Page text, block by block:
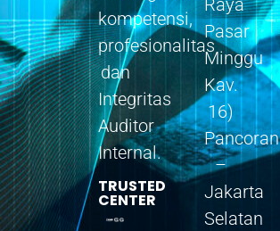
kompetensi,
profesionalitas
dan
Integritas
Auditor
Internal.
TRUSTED
CENTER
Raya
Pasar
Minggu
Kav.
16)
Pancoran
–
Jakarta
Selatan